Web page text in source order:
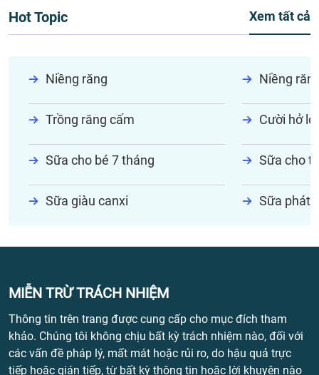
Hot Topic Xem tất cả
Niềng răng Niềng
Trồng răng cấm Cười hở lợi
Sữa cho bé 7 tháng Sữa cho
Sữa giàu canxi Sữa phát
MIỄN TRỪ TRÁCH NHIỆM
Thông tin trên trang được cung cấp cho mục đích tham
khảo. Chúng tôi không chịu bất kỳ trách nhiệm nào, đối với
các vấn đề pháp lý, mất mát hoặc rủi ro, do hậu quả trực
tiếp hoặc gián tiếp, từ bất kỳ thông tin hoặc lời khuyên nào